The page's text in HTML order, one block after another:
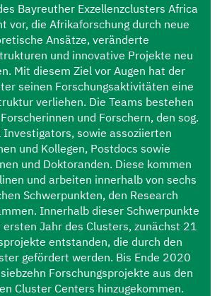
Bayreuther Exzellenzclusters Africa
vor, die Afrikaforschung durch neue
Ansätze, veränderte
und innovative Projekte neu
Mit diesem Ziel vor Augen hat der
seinen Forschungsaktivitäten eine
verliehen. Die Teams bestehen
und Forschern, den sog.
Investigators, sowie assoziierten
und Kollegen, Postdocs sowie
und Doktoranden. Diese kommen
und arbeiten innerhalb von sechs
Schwerpunkten, den Research
Innerhalb dieser Schwerpunkte
Jahr des Clusters, zunächst 21
entstanden, die durch den
gefördert werden. Bis Ende 2020
Forschungsprojekte aus den
Cluster Centers hinzugekommen.